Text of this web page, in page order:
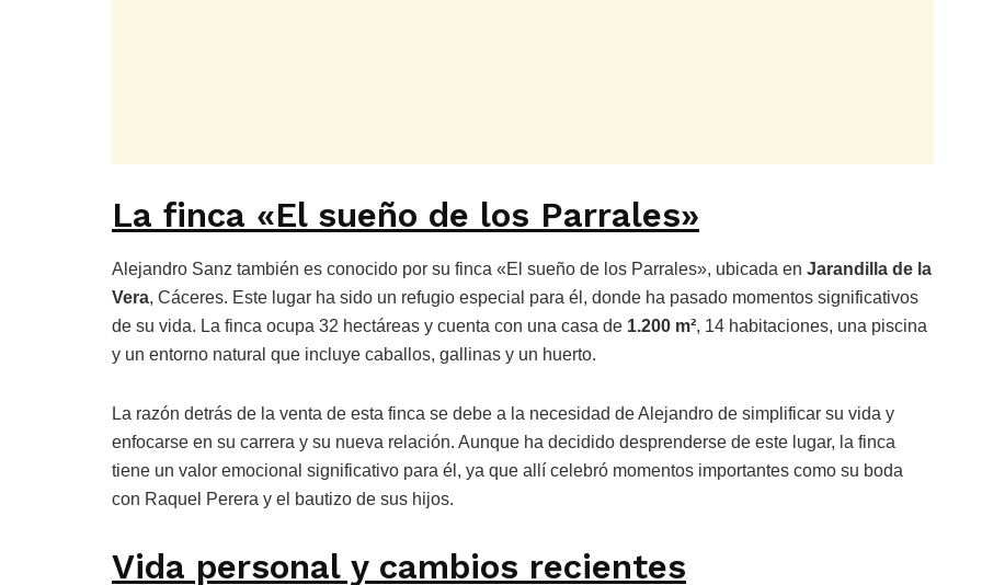
La finca «El sueño de los Parrales»
Alejandro Sanz también es conocido por su finca «El sueño de los Parrales», ubicada en Jarandilla de la
Vera, Cáceres. Este lugar ha sido un refugio especial para él, donde ha pasado momentos significativos
de su vida. La finca ocupa 32 hectáreas y cuenta con una casa de 1.200 m², 14 habitaciones, una piscina
y un entorno natural que incluye caballos, gallinas y un huerto.
La razón detrás de la venta de esta finca se debe a la necesidad de Alejandro de simplificar su vida y
enfocarse en su carrera y su nueva relación. Aunque ha decidido desprenderse de este lugar, la finca
tiene un valor emocional significativo para él, ya que allí celebró momentos importantes como su boda
con Raquel Perera y el bautizo de sus hijos.
Vida personal y cambios recientes